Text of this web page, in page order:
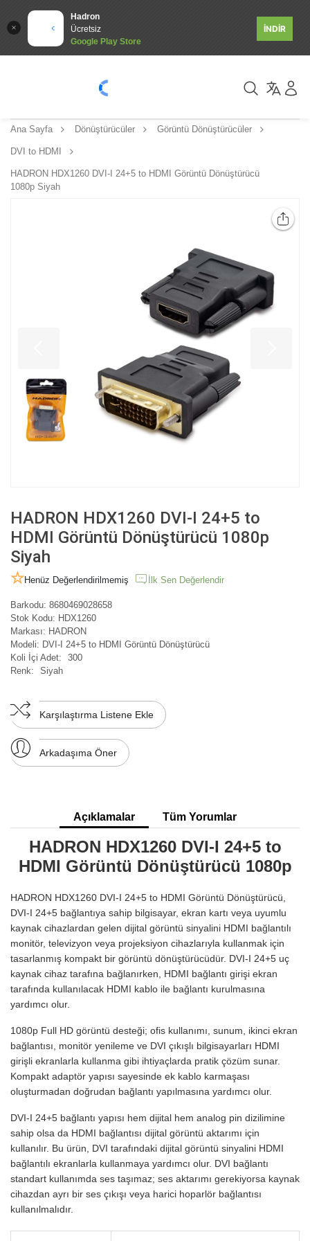
Hadron
Ücretsiz
Google Play Store
İNDİR
Ana Sayfa Dönüştürücüler Görüntü Dönüştürücüler
DVI to HDMI
HADRON HDX1260 DVI-I 24+5 to HDMI Görüntü Dönüştürücü
1080p Siyah
HADRON HDX1260 DVI-I 24+5 to
HDMI Görüntü Dönüştürücü 1080p
Siyah
Henüz Değerlendirilmemiş İlk Sen Değerlendir
Barkodu: 8680469028658
Stok Kodu: HDX1260
Markası: HADRON
Modeli: DVI-I 24+5 to HDMI Görüntü Dönüştürücü
Koli İçi Adet:
300
Renk:
Siyah
Karşılaştırma Listene Ekle
Arkadaşıma Öner
Açıklamalar Tüm Yorumlar
HADRON HDX1260 DVI-I 24+5 to
HDMI Görüntü Dönüştürücü 1080p
HADRON HDX1260 DVI-I 24+5 to HDMI Görüntü Dönüştürücü,
DVI-I 24+5 bağlantıya sahip bilgisayar, ekran kartı veya uyumlu
kaynak cihazlardan gelen dijital görüntü sinyalini HDMI bağlantılı
monitör, televizyon veya projeksiyon cihazlarıyla kullanmak için
tasarlanmış kompakt bir görüntü dönüştürücüdür. DVI-I 24+5 uç
kaynak cihaz tarafına bağlanırken, HDMI bağlantı girişi ekran
tarafında kullanılacak HDMI kablo ile bağlantı kurulmasına
yardımcı olur.
1080p Full HD görüntü desteği; ofis kullanımı, sunum, ikinci ekran
bağlantısı, monitör yenileme ve DVI çıkışlı bilgisayarları HDMI
girişli ekranlarla kullanma gibi ihtiyaçlarda pratik çözüm sunar.
Kompakt adaptör yapısı sayesinde ek kablo karmaşası
oluşturmadan doğrudan bağlantı yapılmasına yardımcı olur.
DVI-I 24+5 bağlantı yapısı hem dijital hem analog pin dizilimine
sahip olsa da HDMI bağlantısı dijital görüntü aktarımı için
kullanılır. Bu ürün, DVI tarafındaki dijital görüntü sinyalini HDMI
bağlantılı ekranlarla kullanmaya yardımcı olur. DVI bağlantı
standart kullanımda ses taşımaz; ses aktarımı gerekiyorsa kaynak
cihazdan ayrı bir ses çıkışı veya harici hoparlör bağlantısı
kullanılmalıdır.